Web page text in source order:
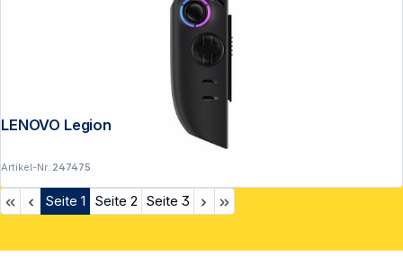
LENOVO Legion Go 2 Controller Left
Artikel-Nr.:247475
Seite 1 Seite 2 Seite 3